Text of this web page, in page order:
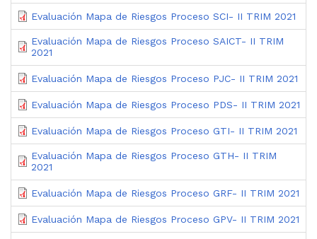
Evaluación Mapa de Riesgos Proceso SCI- II TRIM 2021
Evaluación Mapa de Riesgos Proceso SAICT- II TRIM
2021
Evaluación Mapa de Riesgos Proceso PJC- II TRIM 2021
Evaluación Mapa de Riesgos Proceso PDS- II TRIM 2021
Evaluación Mapa de Riesgos Proceso GTI- II TRIM 2021
Evaluación Mapa de Riesgos Proceso GTH- II TRIM
2021
Evaluación Mapa de Riesgos Proceso GRF- II TRIM 2021
Evaluación Mapa de Riesgos Proceso GPV- II TRIM 2021